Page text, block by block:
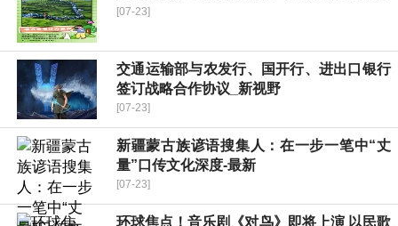
[07-23]
交通运输部与农发行、国开行、进出口银行
签订战略合作协议_新视野
[07-23]
新疆蒙古族谚语搜集人：在一步一笔中“丈
量”口传文化深度-最新
[07-23]
环球焦点！音乐剧《对鸟》即将上演 以民歌